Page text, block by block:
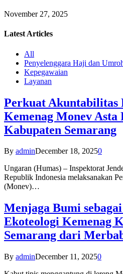
November 27, 2025
Latest Articles
All
Penyelenggara Haji dan
Kepegawaian
Layanan
Perkuat Akuntabilitas
Kemenag Monev Asta
Kabupaten Semarang
By adminDecember 18, 20250
Ungaran (Humas) – Inspektorat
Republik Indonesia melaksanakan
(Monev)…
Menjaga Bumi
Ekoteologi Kemenag
Semarang dari
By adminDecember 11, 20250